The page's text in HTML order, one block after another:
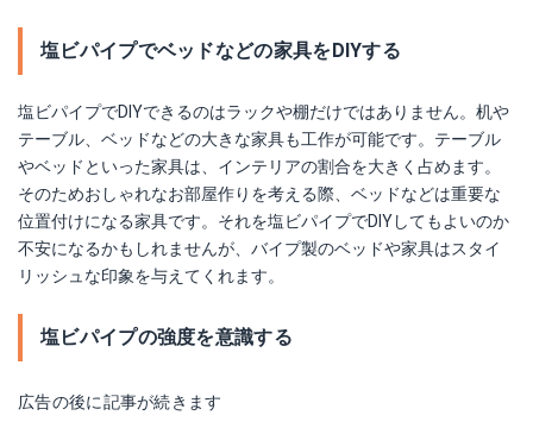
塩ビパイプでベッドなどの家具をDIYする
塩ビパイプでDIYできるのはラックや棚だけではありません。机や
テーブル、ベッドなどの大きな家具も工作が可能です。テーブル
やベッドといった家具は、インテリアの割合を大きく占めます。
そのためおしゃれなお部屋作りを考える際、ベッドなどは重要な
位置付けになる家具です。それを塩ビパイプでDIYしてもよいのか
不安になるかもしれませんが、バイプ製のベッドや家具はスタイ
リッシュな印象を与えてくれます。
塩ビパイプの強度を意識する
広告の後に記事が続きます